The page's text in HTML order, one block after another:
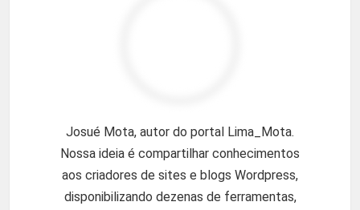
Josué Mota, autor do portal Lima_Mota.
Nossa ideia é compartilhar conhecimentos
aos criadores de sites e blogs Wordpress,
disponibilizando dezenas de ferramentas,